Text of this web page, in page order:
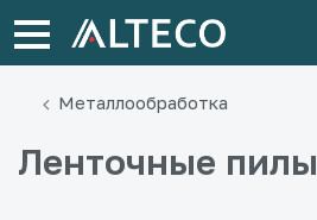
Металлообработка
Ленточные пилы